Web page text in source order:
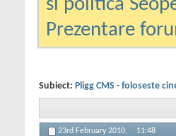
si politica
Prezentare
Subiect: Pligg CMS - foloseste
23rd February 2010, 11:48